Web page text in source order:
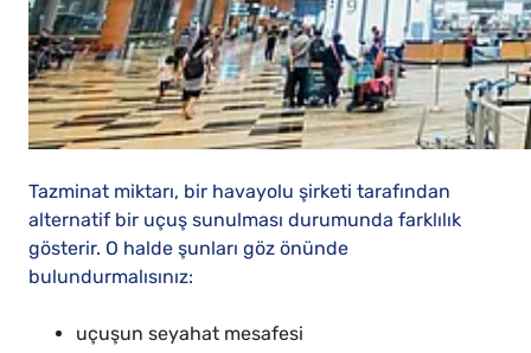
Tazminat miktarı, bir havayolu şirketi tarafından
alternatif bir uçuş sunulması durumunda farklılık
gösterir. O halde şunları göz önünde
bulundurmalısınız:
uçuşun seyahat mesafesi